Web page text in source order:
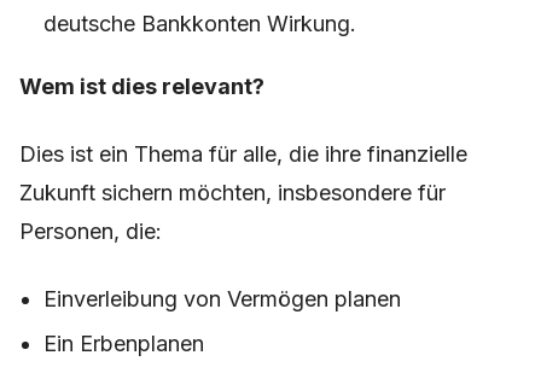
deutsche Bankkonten Wirkung.
Wem ist dies relevant?
Dies ist ein Thema für alle, die ihre finanzielle
Zukunft sichern möchten, insbesondere für
Personen, die:
Einverleibung von Vermögen planen
Ein Erbenplanen